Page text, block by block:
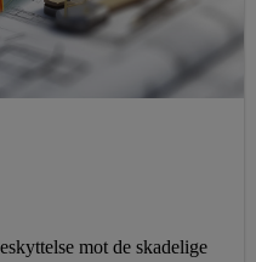
mot de skadelige